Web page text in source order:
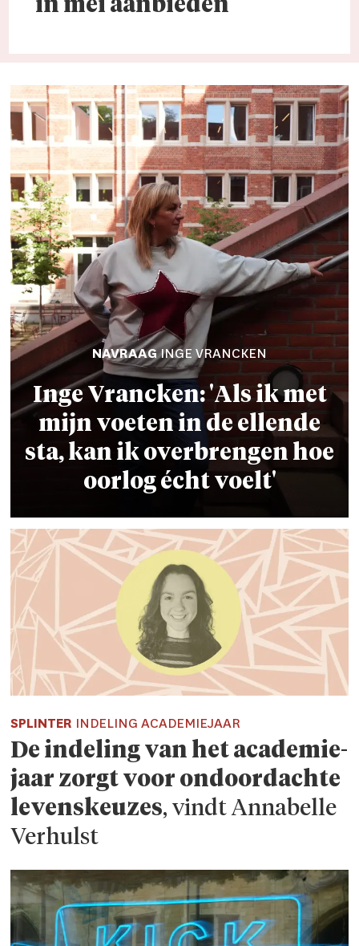
in mei aanbieden
NAVRAAGINGE VRANCKEN
Inge Vrancken: 'Als ik met
mijn voeten in de ellende
sta, kan ik overbrengen hoe
oorlog écht voelt'
SPLINTER INDELING ACADEMIEJAAR
De indeling van het acade­mie­
jaar zorgt voor ondoordachte
levens­keuzes, vindt Annabelle
Verhulst